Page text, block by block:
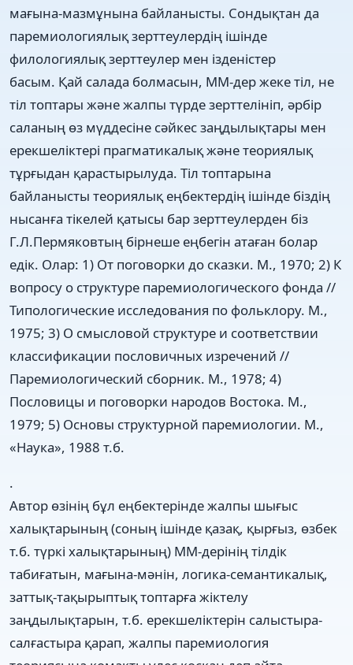
мағына-мазмұнына байланысты. Сондықтан да
паремиологиялық зерттеулердің ішінде
филологиялық зерттеулер мен ізденістер
басым. Қай салада болмасын, ММ-дер жеке тіл, не
тіл топтары және жалпы түрде зерттелініп, әрбір
саланың өз мүддесіне сәйкес заңдылықтары мен
ерекшеліктері прагматикалық және теориялық
тұрғыдан қарастырылуда. Тіл топтарына
байланысты теориялық еңбектердің ішінде біздің
нысанға тікелей қатысы бар зерттеулерден біз
Г.Л.Пермяковтың бірнеше еңбегін атаған болар
едік. Олар: 1) От поговорки до сказки. М., 1970; 2) К
вопросу о структуре паремиологического фонда //
Типологические исследования по фольклору. М.,
1975; 3) О смысловой структуре и соответствии
классификации пословичных изречений //
Паремиологический сборник. М., 1978; 4)
Пословицы и поговорки народов Востока. М.,
1979; 5) Основы структурной паремиологии. М.,
«Наука», 1988 т.б.
.
Автор өзінің бұл еңбектерінде жалпы шығыс
халықтарының (соның ішінде қазақ, қырғыз, өзбек
т.б. түркі халықтарының) ММ-дерінің тілдік
табиғатын, мағына-мәнін, логика-семантикалық,
заттық-тақырыптық топтарға жіктелу
заңдылықтарын, т.б. ерекшеліктерін салыстыра-
салғастыра қарап, жалпы паремиология